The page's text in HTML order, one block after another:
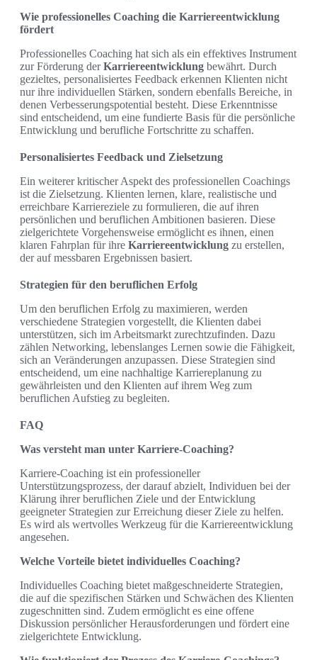
Wie professionelles Coaching die Karriereentwicklung
fördert
Professionelles Coaching hat sich als ein effektives Instrument
zur Förderung derKarriereentwicklung bewährt. Durch
gezieltes, personalisiertes Feedback erkennen Klienten nicht
nur ihre individuellen Stärken, sondern ebenfalls Bereiche, in
denen Verbesserungspotential besteht. Diese Erkenntnisse
sind entscheidend, um eine fundierte Basis für die persönliche
Entwicklung und berufliche Fortschritte zu schaffen.
Personalisiertes Feedback und Zielsetzung
Ein weiterer kritischer Aspekt des professionellen Coachings
ist die Zielsetzung. Klienten lernen, klare, realistische und
erreichbare Karriereziele zu formulieren, die auf ihren
persönlichen und beruflichen Ambitionen basieren. Diese
zielgerichtete Vorgehensweise ermöglicht es ihnen, einen
klaren Fahrplan für ihre Karriereentwicklung zu erstellen,
der auf messbaren Ergebnissen basiert.
Strategien für den beruflichen Erfolg
Um den beruflichen Erfolg zu maximieren, werden
verschiedene Strategien vorgestellt, die Klienten dabei
unterstützen, sich im Arbeitsmarkt zurechtzufinden. Dazu
zählen Networking, lebenslanges Lernen sowie die Fähigkeit,
sich an Veränderungen anzupassen. Diese Strategien sind
entscheidend, um eine nachhaltige Karriereplanung zu
gewährleisten und den Klienten auf ihrem Weg zum
beruflichen Aufstieg zu begleiten.
FAQ
Was versteht man unter Karriere-Coaching?
Karriere-Coaching ist ein professioneller
Unterstützungsprozess, der darauf abzielt, Individuen bei der
Klärung ihrer beruflichen Ziele und der Entwicklung
geeigneter Strategien zur Erreichung dieser Ziele zu helfen.
Es wird als wertvolles Werkzeug für die Karriereentwicklung
angesehen.
Welche Vorteile bietet individuelles Coaching?
Individuelles Coaching bietet maßgeschneiderte Strategien,
die auf die spezifischen Stärken und Schwächen des Klienten
zugeschnitten sind. Zudem ermöglicht es eine offene
Diskussion persönlicher Herausforderungen und fördert eine
zielgerichtete Entwicklung.